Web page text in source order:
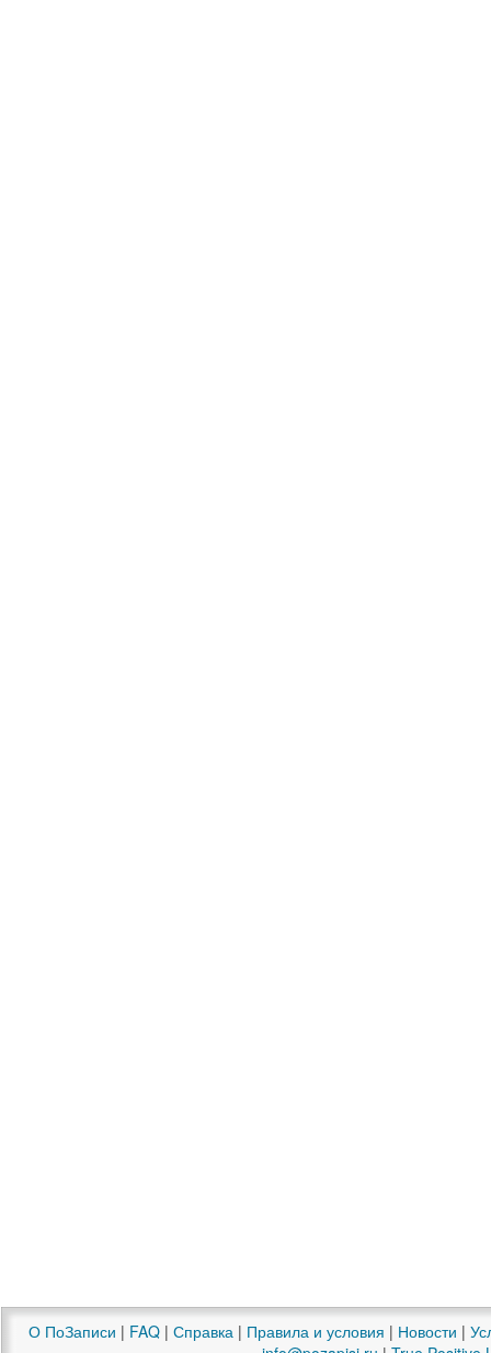
О ПоЗаписи | FAQ | Справка | Правила и условия | Новости |